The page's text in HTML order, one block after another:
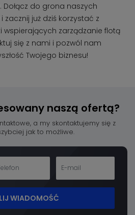
Dołącz do grona naszych
już dziś korzystać z
wspierających zarządzanie flotą
się z nami i pozwól nam
Twojego biznesu!
naszą ofertą?
a my skontaktujemy się z
jak to możliwe.
WIADOMOŚĆ